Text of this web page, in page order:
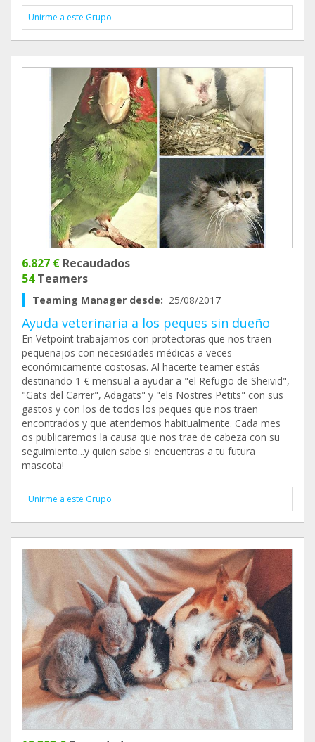
Unirme a este Grupo
6.827 € Recaudados
54Teamers
Teaming Manager desde: 25/08/2017
Ayuda veterinaria a los peques sin dueño
En Vetpoint trabajamos con protectoras que nos traen
pequeñajos con necesidades médicas a veces
económicamente costosas. Al hacerte teamer estás
destinando 1 € mensual a ayudar a "el Refugio de Sheivid",
"Gats del Carrer", Adagats" y "els Nostres Petits" con sus
gastos y con los de todos los peques que nos traen
encontrados y que atendemos habitualmente. Cada mes
os publicaremos la causa que nos trae de cabeza con su
seguimiento...y quien sabe si encuentras a tu futura
mascota!
Unirme a este Grupo